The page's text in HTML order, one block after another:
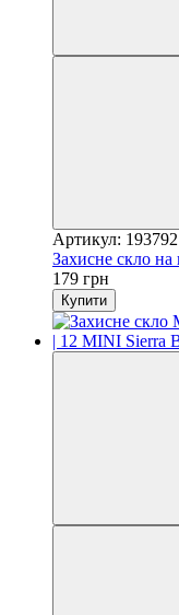
Артикул: 193792
Захисне скло
179 грн
Купити